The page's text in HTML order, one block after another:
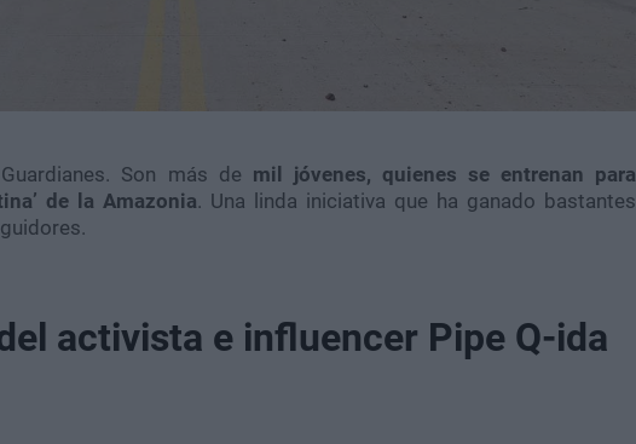
Son más de mil jóvenes, quienes se entrenan para
de la Amazonia. Una linda iniciativa que ha ganado bastantes
activista e influencer Pipe Q-ida